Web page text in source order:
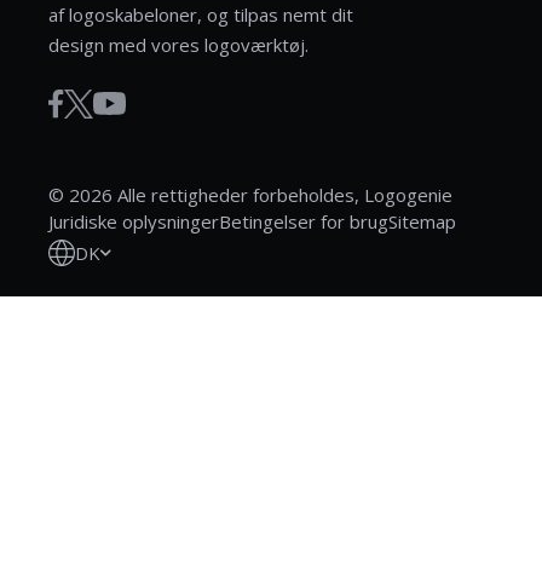
af logoskabeloner, og tilpas nemt dit
design med vores logoværktøj.
© 2026 Alle rettigheder forbeholdes, Logogenie
Juridiske oplysningerBetingelser for brugSitemap
DK